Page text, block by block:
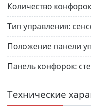
Количество
Тип управления:
Положение панели
Панель конфорок:
Технические